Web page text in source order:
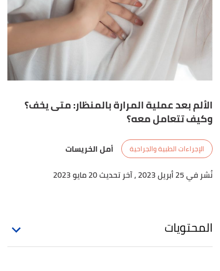
الألم بعد عملية المرارة بالمنظار: متى يخف؟
وكيف تتعامل معه؟
الإجراءات الطبية والجراحية
أمل الخريسات
نُشر في 25 أبريل 2023
، آخر تحديث 20 مايو 2023
المحتويات